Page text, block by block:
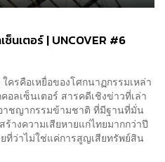
นเตอร์ | UNCOVER #6
ครคือเหยื่อของโศกนาฏกรรมเหล่า
ลเซ็นเตอร์ สารคดีเชิงข่าวที่เล่า
าชญากรรมข้ามชาติ ที่มีฐานที่มั่น
างความเสียหายแก่ไทยมากกว่าปี
ว่าไม่ใช่แค่การสูญเสียทรัพย์สิน